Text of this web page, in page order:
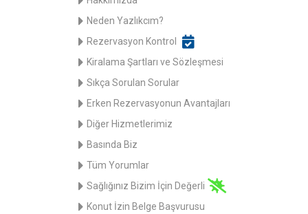
Neden Yazlıkcım?
Rezervasyon Kontrol
Kiralama Şartları ve Sözleşmesi
Sıkça Sorulan Sorular
Erken Rezervasyonun Avantajları
Diğer Hizmetlerimiz
Basında Biz
Tüm Yorumlar
Sağlığınız Bizim İçin Değerli
Konut İzin Belge Başvurusu